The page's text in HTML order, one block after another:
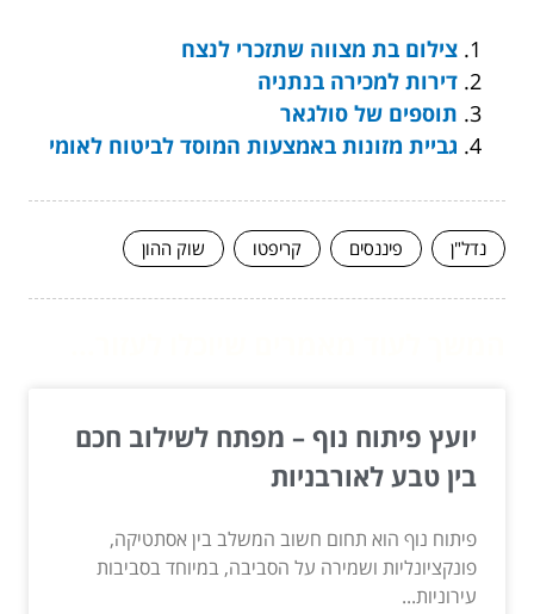
צילום בת מצווה שתזכרי לנצח
דירות למכירה בנתניה
תוספים של סולגאר
גביית מזונות באמצעות המוסד לביטוח לאומי
נדל"ן פיננסים קריפטו שוק ההון
יועץ פיתוח נוף – מפתח לשילוב חכם
בין טבע לאורבניות
פיתוח נוף הוא תחום חשוב המשלב בין אסתטיקה,
פונקציונליות ושמירה על הסביבה, במיוחד בסביבות
עירוניות...